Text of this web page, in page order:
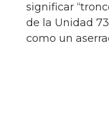
significar
de la Unidad
como un